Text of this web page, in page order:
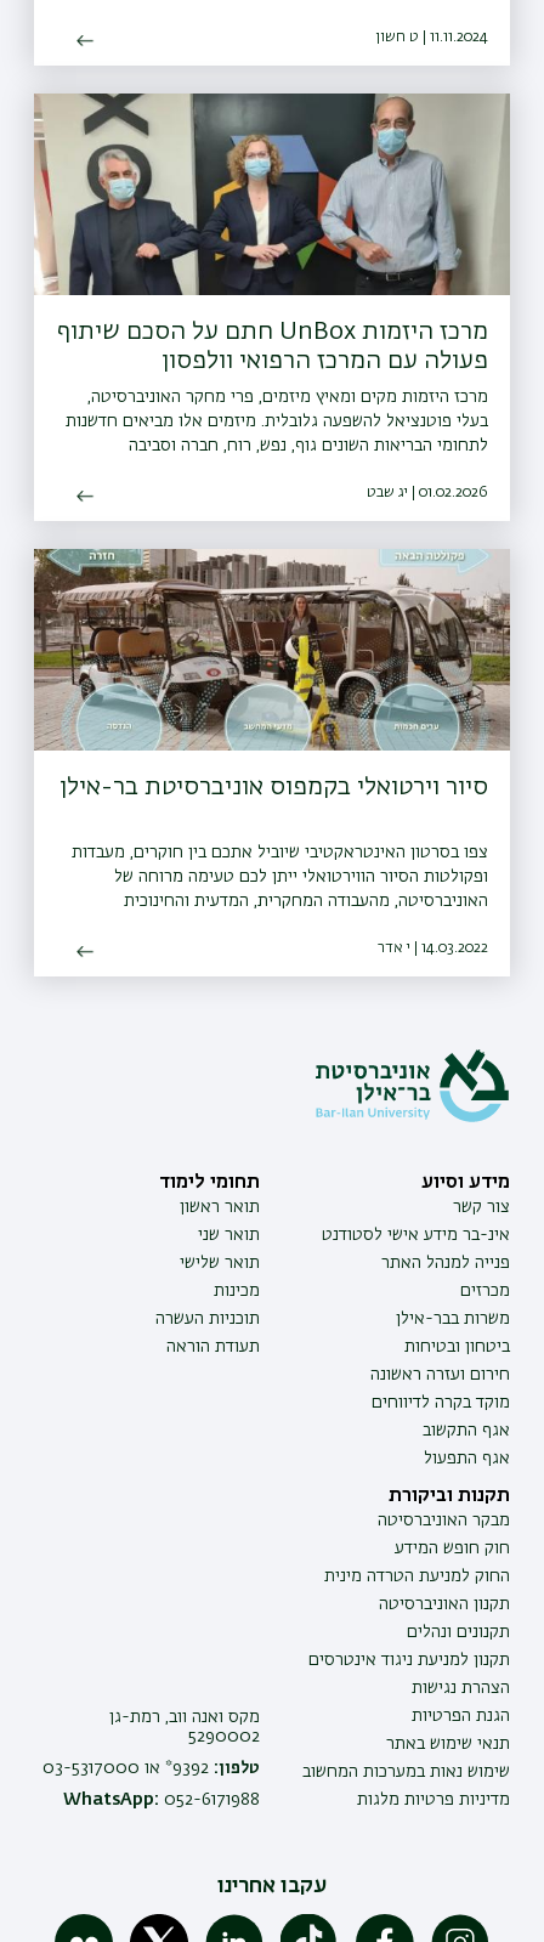
11.11.2024 | ט חשון
מרכז היזמות UnBox חתם על הסכם שיתוף
פעולה עם המרכז הרפואי וולפסון
מרכז היזמות מקים ומאיץ מיזמים, פרי מחקר האוניברסיטה,
בעלי פוטנציאל להשפעה גלובלית. מיזמים אלו מביאים חדשנות
לתחומי הבריאות השונים גוף, נפש, רוח, חברה וסביבה
01.02.2026 | יג שבט
סיור וירטואלי בקמפוס אוניברסיטת בר-אילן
צפו בסרטון האינטראקטיבי שיוביל אתכם בין חוקרים, מעבדות
ופקולטות הסיור הווירטואלי ייתן לכם טעימה מרוחה של
האוניברסיטה, מהעבודה המחקרית, המדעית והחינוכית
14.03.2022 | י אדר
מידע וסיוע
צור קשר
אינ-בר מידע אישי לסטודנט
פנייה למנהל האתר
מכרזים
משרות בבר-אילן
ביטחון ובטיחות
חירום ועזרה ראשונה
מוקד בקרה לדיווחים
אגף התקשוב
אגף התפעול
תחומי לימוד
תואר ראשון
תואר שני
תואר שלישי
מכינות
תוכניות העשרה
תעודת הוראה
תקנות וביקורת
מבקר האוניברסיטה
חוק חופש המידע
החוק למניעת הטרדה מינית
תקנון האוניברסיטה
תקנונים ונהלים
תקנון למניעת ניגוד אינטרסים
הצהרת נגישות
הגנת הפרטיות
תנאי שימוש באתר
שימוש נאות במערכות המחשוב
מדיניות פרטיות מלגות
מקס ואנה ווב, רמת-גן
5290002
טלפון:
WhatsApp: 052-6171988
עקבו אחרינו